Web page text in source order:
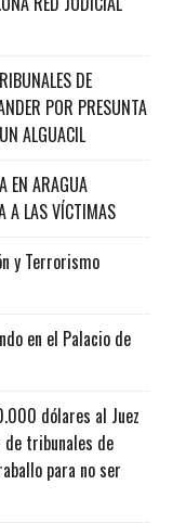
DE
POR PRESUNTA
ALGUACIL
EN ARAGUA
A LAS VÍCTIMAS
y Terrorismo
en el Palacio de
dólares al Juez
de tribunales de
para no ser